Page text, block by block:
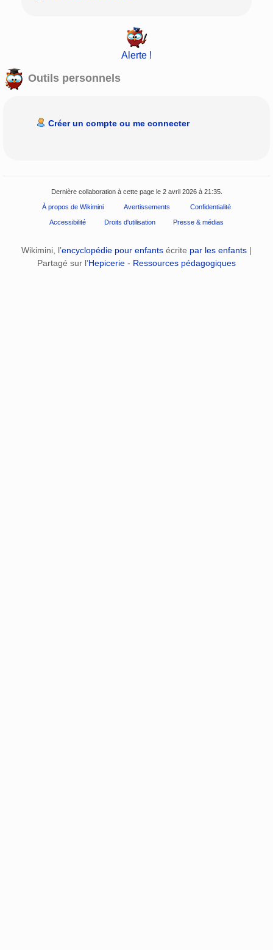
Alerte !
Outils personnels
Créer un compte ou me connecter
Dernière collaboration à cette page le 2 avril 2026 à 21:35.
À propos de Wikimini Avertissements Confidentialité
Accessibilité Droits d'utilisation Presse & médias
Wikimini, l’encyclopédie pour enfants écrite par les enfants |
Partagé sur l’Hepicerie - Ressources pédagogiques